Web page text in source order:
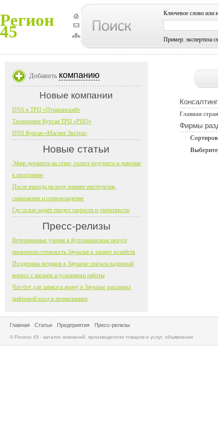
Регион
45
Ключевое слово или
Пример: экспертиза
Консалтинг
Главная
Фирмы
Добавить компанию
Новые компании
DNS в ТРЦ «Пушкинский»
Технопоинт Курган ТРЦ «РИО»
DNS Курган «Магнит Экстра»
Новые статьи
Эфир держится на сетке, голосе ведущего и доверии
к программе
После выхода на воду важнее инструктаж,
снаряжение и сопровождение
Где склон задаёт предел скорости и уверенности
Пресс-релизы
Ветеринарные учения в Куртамышском округе
проверили готовность Зауралья к защите хозяйств
Поддержка медиков в Зауралье связала кадровый
вопрос с жильём и условиями работы
Чат-бот для записи к врачу в Зауралье расширил
цифровой вход в поликлиники
Главная Статьи Предприятия Пресс-релизы
© Регион 45 - каталог компаний, производители товаров и услуг, объявления